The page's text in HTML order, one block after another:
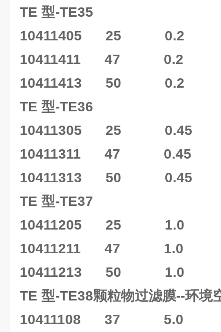
TE 型-TE35
10411405 25 0.2
10411411 47 0.2
10411413 50 0.2
TE 型-TE36
10411305 25 0.45
10411311 47 0.45
10411313 50 0.45
TE 型-TE37
10411205 25 1.0
10411211 47 1.0
10411213 50 1.0
TE 型-TE38颗粒物过滤膜--环境
10411108 37 5.0